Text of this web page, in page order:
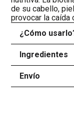
de su cabello,
provocar la caída
¿Cómo
Ingredientes
Envío